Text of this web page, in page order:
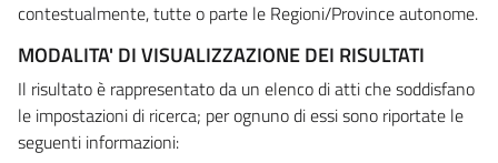
contestualmente, tutte o parte le Regioni/Province autonome.
MODALITA' DI VISUALIZZAZIONE DEI RISULTATI
Il risultato è rappresentato da un elenco di atti che soddisfano
le impostazioni di ricerca; per ognuno di essi sono riportate le
seguenti informazioni: